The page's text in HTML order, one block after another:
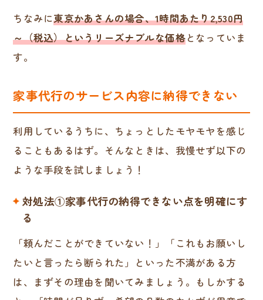
ちなみに東京かあさんの場合、1時間あたり2,530円
～（税込）というリーズナブルな価格となっていま
す。
家事代行のサービス内容に納得できない
利用しているうちに、ちょっとしたモヤモヤを感じ
ることもあるはず。そんなときは、我慢せず以下の
ような手段を試しましょう！
対処法①家事代行の納得できない点を明確にす
る
「頼んだことができていない！」「これもお願いし
たいと言ったら断られた」といった不満がある方
は、まずその理由を聞いてみましょう。もしかする